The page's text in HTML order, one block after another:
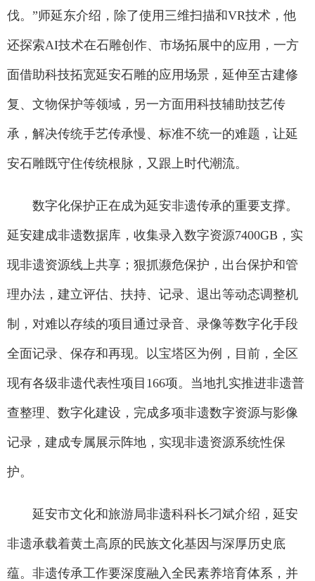
伐。”师延东介绍，除了使用三维扫描和VR技术，他
还探索AI技术在石雕创作、市场拓展中的应用，一方
面借助科技拓宽延安石雕的应用场景，延伸至古建修
复、文物保护等领域，另一方面用科技辅助技艺传
承，解决传统手艺传承慢、标准不统一的难题，让延
安石雕既守住传统根脉，又跟上时代潮流。
数字化保护正在成为延安非遗传承的重要支撑。
延安建成非遗数据库，收集录入数字资源7400GB，实
现非遗资源线上共享；狠抓濒危保护，出台保护和管
理办法，建立评估、扶持、记录、退出等动态调整机
制，对难以存续的项目通过录音、录像等数字化手段
全面记录、保存和再现。以宝塔区为例，目前，全区
现有各级非遗代表性项目166项。当地扎实推进非遗普
查整理、数字化建设，完成多项非遗数字资源与影像
记录，建成专属展示阵地，实现非遗资源系统性保
护。
延安市文化和旅游局非遗科科长刁斌介绍，延安
非遗承载着黄土高原的民族文化基因与深厚历史底
蕴。非遗传承工作要深度融入全民素养培育体系，并